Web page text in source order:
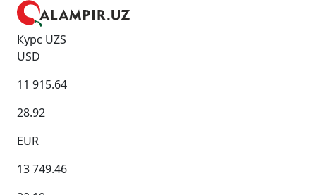
Курс UZS
USD
11 915.64
28.92
EUR
13 749.46